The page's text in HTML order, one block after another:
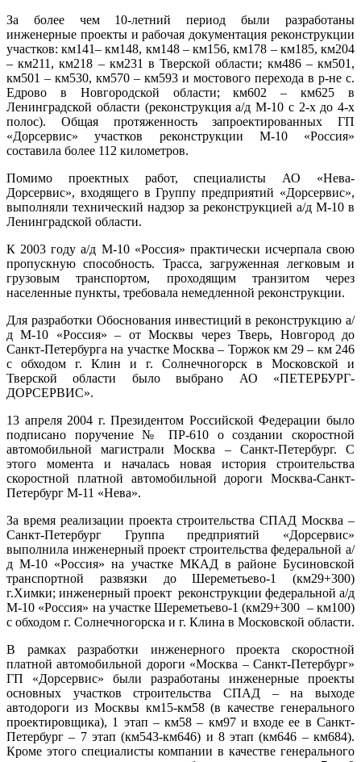
За более чем 10-летний период были разработаны
инженерные проекты и рабочая документация реконструкции
участков: км141– км148, км148 – км156, км178 – км185, км204
– км211, км218 – км231 в Тверской области; км486 – км501,
км501 – км530, км570 – км593 и мостового перехода в р-не с.
Едрово в Новгородской области; км602 – км625 в
Ленинградской области (реконструкция а/д М-10 с 2-х до 4-х
полос). Общая протяженность запроектированных ГП
«Дорсервис» участков реконструкции М-10 «Россия»
составила более 112 километров.
Помимо проектных работ, специалисты АО «Нева-
Дорсервис», входящего в Группу предприятий «Дорсервис»,
выполняли технический надзор за реконструкцией а/д М-10 в
Ленинградской области.
К 2003 году а/д М-10 «Россия» практически исчерпала свою
пропускную способность. Трасса, загруженная легковым и
грузовым транспортом, проходящим транзитом через
населенные пункты, требовала немедленной реконструкции.
Для разработки Обоснования инвестиций в реконструкцию а/
д М-10 «Россия» – от Москвы через Тверь, Новгород до
Санкт-Петербурга на участке Москва – Торжок км 29 – км 246
с обходом г. Клин и г. Солнечногорск в Московской и
Тверской области было выбрано АО «ПЕТЕРБУРГ-
ДОРСЕРВИС».
13 апреля 2004 г. Президентом Российской Федерации было
подписано поручение № ПР-610 о создании скоростной
автомобильной магистрали Москва – Санкт-Петербург. С
этого момента и началась новая история строительства
скоростной платной автомобильной дороги Москва-Санкт-
Петербург М-11 «Нева».
За время реализации проекта строительства СПАД Москва –
Санкт-Петербург Группа предприятий «Дорсервис»
выполнила инженерный проект строительства федеральной а/
д М-10 «Россия» на участке МКАД в районе Бусиновской
транспортной развязки до Шереметьево-1 (км29+300)
г.Химки; инженерный проект реконструкции федеральной а/д
М-10 «Россия» на участке Шереметьево-1 (км29+300 – км100)
с обходом г. Солнечногорска и г. Клина в Московской области.
В рамках разработки инженерного проекта скоростной
платной автомобильной дороги «Москва – Санкт-Петербург»
ГП «Дорсервис» были разработаны инженерные проекты
основных участков строительства СПАД – на выходе
автодороги из Москвы км15-км58 (в качестве генерального
проектировщика), 1 этап – км58 – км97 и входе ее в Санкт-
Петербург – 7 этап (км543-км646) и 8 этап (км646 – км684).
Кроме этого специалисты компании в качестве генерального